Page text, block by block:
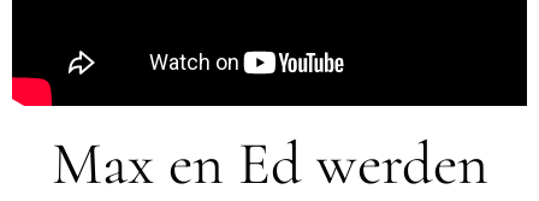
Max en Ed werden